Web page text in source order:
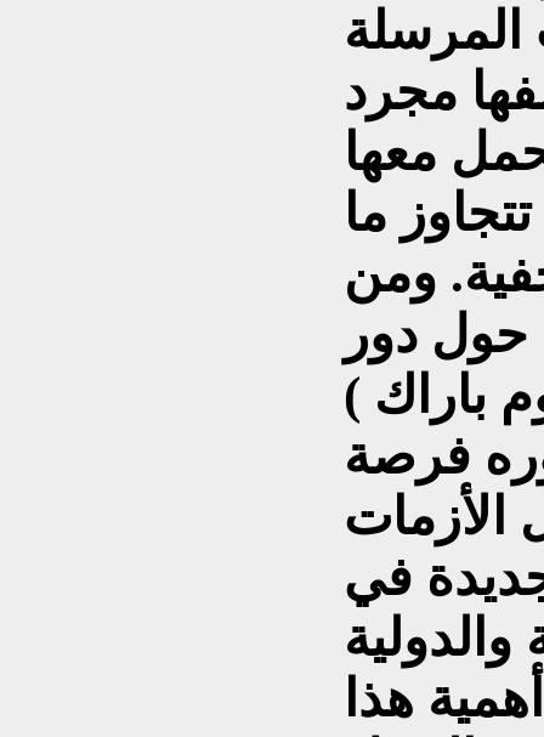
المرسلة
مجرد
معها
ما
ومن
حول دور
( توم باراك Tom Barrack ) في
فرصة
جديدة في
هذا